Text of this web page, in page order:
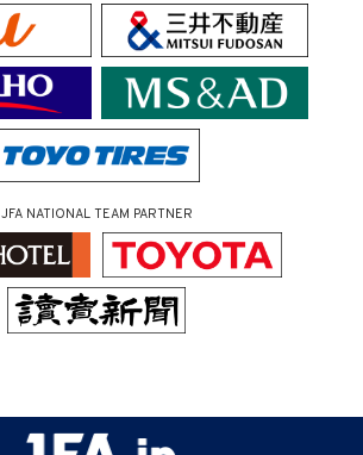
JFA NATIONAL TEAM PARTNER